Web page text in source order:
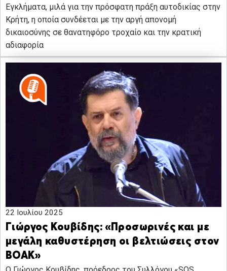
Εγκλήματα, μιλά για την πρόσφατη πράξη αυτοδικίας στην
Κρήτη, η οποία συνδέεται με την αργή απονομή
δικαιοσύνης σε θανατηφόρο τροχαίο και την κρατική
αδιαφορία
22 Ιουλίου 2025
Γιώργος Κουβίδης: «Προσωρινές και με
μεγάλη καθυστέρηση οι βελτιώσεις στον
ΒΟΑΚ»